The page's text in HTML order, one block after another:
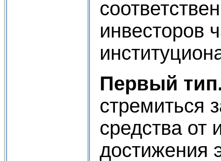
инвесторов
Первый
стремиться
средства
достижения